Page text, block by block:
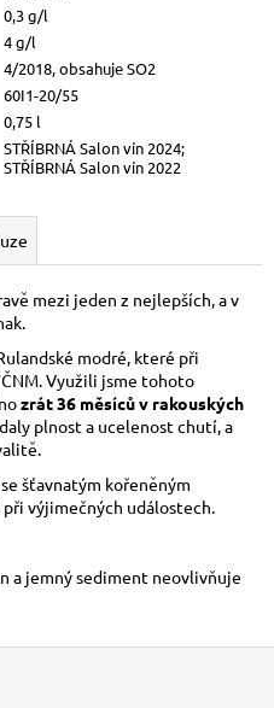
0,3 g/l
4 g/l
4/2018, obsahuje SO2
60I1-20/55
0,75 l
STŘÍBRNÁ Salon vín 2024;
STŘÍBRNÁ Salon vín 2022
mezi jeden z nejlepších, a v
modré, které při
Využili jsme tohoto
zrát 36 měsíců v rakouských
plnost a ucelenost chutí, a
šťavnatým kořeněným
výjimečných událostech.
a jemný sediment neovlivňuje